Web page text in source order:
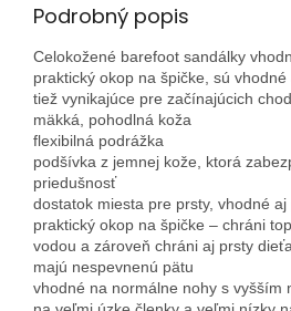
Podrobný popis
Celokožené barefoot sandálky
praktický okop na špičke, sú
tiež vynikajúce pre začínajúcich
mäkká, pohodlná koža
flexibilná podrážka
podšívka z jemnej kože, ktorá
priedušnosť
dostatok miesta pre prsty, vhodné
praktický okop na špičke – chráni
vodou a zároveň chráni aj prsty
majú nespevnenú pätu
vhodné na normálne nohy s vyšším